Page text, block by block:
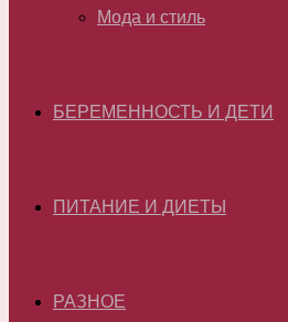
Мода и стиль
БЕРЕМЕННОСТЬ И ДЕТИ
ПИТАНИЕ И ДИЕТЫ
РАЗНОЕ